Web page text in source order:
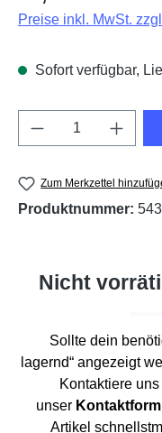
Preise inkl. MwSt.
Sofort verfügbar,
Produkt
Zum Merkzettel
Produktnummer:
Nicht
Sollte dein
lagernd“ angezeigt
Kontaktiere
unser
Artikel